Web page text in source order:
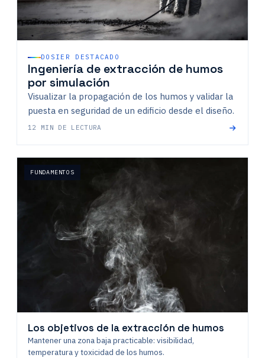
DOSIER DESTACADO
Ingeniería de extracción de humos
por simulación
Visualizar la propagación de los humos y validar la
puesta en seguridad de un edificio desde el diseño.
12 MIN DE LECTURA
FUNDAMENTOS
Los objetivos de la extracción de humos
Mantener una zona baja practicable: visibilidad,
temperatura y toxicidad de los humos.